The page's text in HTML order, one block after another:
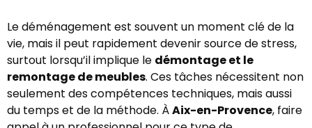
Le déménagement est souvent un moment clé de la
vie, mais il peut rapidement devenir source de stress,
surtout lorsqu’il implique le démontage et le
remontage de meubles. Ces tâches nécessitent non
seulement des compétences techniques, mais aussi
du temps et de la méthode. ÀAix-en-Provence, faire